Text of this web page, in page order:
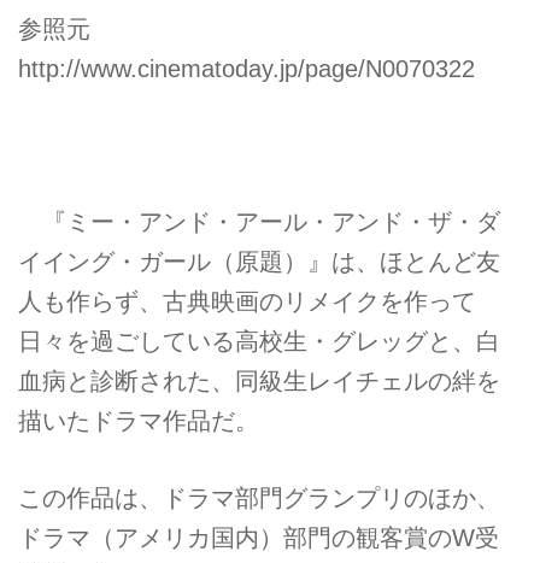
参照元
http://www.cinematoday.jp/page/N0070322
『ミー・アンド・アール・アンド・ザ・ダ
イイング・ガール（原題）』は、ほとんど友
人も作らず、古典映画のリメイクを作って
日々を過ごしている高校生・グレッグと、白
血病と診断された、同級生レイチェルの絆を
描いたドラマ作品だ。
この作品は、ドラマ部門グランプリのほか、
ドラマ（アメリカ国内）部門の観客賞のW受